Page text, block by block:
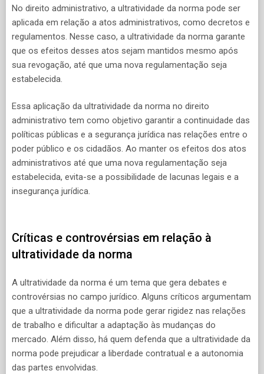
No direito administrativo, a ultratividade da norma pode ser
aplicada em relação a atos administrativos, como decretos e
regulamentos. Nesse caso, a ultratividade da norma garante
que os efeitos desses atos sejam mantidos mesmo após
sua revogação, até que uma nova regulamentação seja
estabelecida.
Essa aplicação da ultratividade da norma no direito
administrativo tem como objetivo garantir a continuidade das
políticas públicas e a segurança jurídica nas relações entre o
poder público e os cidadãos. Ao manter os efeitos dos atos
administrativos até que uma nova regulamentação seja
estabelecida, evita-se a possibilidade de lacunas legais e a
insegurança jurídica.
Críticas e controvérsias em relação à
ultratividade da norma
A ultratividade da norma é um tema que gera debates e
controvérsias no campo jurídico. Alguns críticos argumentam
que a ultratividade da norma pode gerar rigidez nas relações
de trabalho e dificultar a adaptação às mudanças do
mercado. Além disso, há quem defenda que a ultratividade da
norma pode prejudicar a liberdade contratual e a autonomia
das partes envolvidas.